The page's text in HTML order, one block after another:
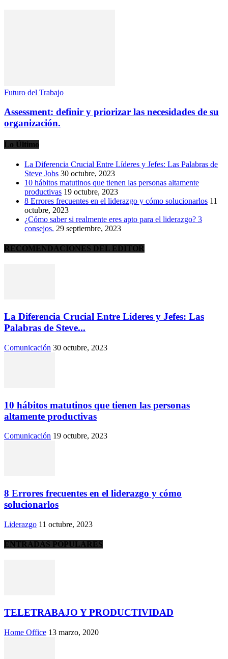
Futuro del Trabajo
Assessment: definir y priorizar las necesidades de su
organización.
Lo Último
La Diferencia Crucial Entre Líderes y Jefes: Las Palabras de
Steve Jobs 30 octubre, 2023
10 hábitos matutinos que tienen las personas altamente
productivas 19 octubre, 2023
8 Errores frecuentes en el liderazgo y cómo solucionarlos 11
octubre, 2023
¿Cómo saber si realmente eres apto para el liderazgo? 3
consejos. 29 septiembre, 2023
RECOMENDACIONES DEL EDITOR
La Diferencia Crucial Entre Líderes y Jefes: Las
Palabras de Steve...
Comunicación 30 octubre, 2023
10 hábitos matutinos que tienen las personas
altamente productivas
Comunicación 19 octubre, 2023
8 Errores frecuentes en el liderazgo y cómo
solucionarlos
Liderazgo 11 octubre, 2023
ENTRADAS POPULARES
TELETRABAJO Y PRODUCTIVIDAD
Home Office 13 marzo, 2020